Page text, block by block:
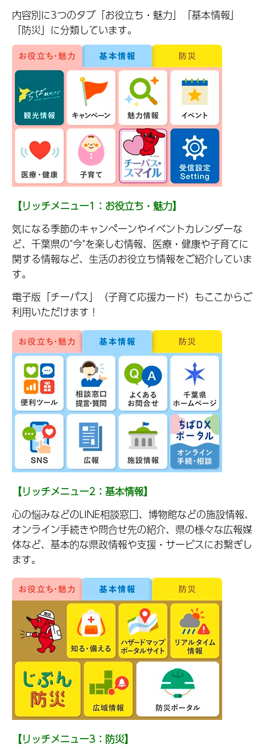
内容別に3つのタブ「お役立ち・魅力」「基本情報」
「防災」に分類しています。
【リッチメニュー1：お役立ち・魅力】
気になる季節のキャンペーンやイベントカレンダーな
ど、千葉県の"今"を楽しむ情報、医療・健康や子育てに
関する情報など、生活のお役立ち情報をご紹介していま
す。
電子版「チーパス」（子育て応援カード）もここからご
利用いただけます！
【リッチメニュー2：基本情報】
心の悩みなどのLINE相談窓口、博物館などの施設情報、
オンライン手続きや問合せ先の紹介、県の様々な広報媒
体など、基本的な県政情報や支援・サービスにお繋ぎし
ます。
【リッチメニュー3：防災】